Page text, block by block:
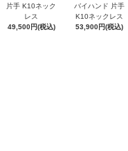
片手 K10ネック
レス
49,500円(税込)
バイハンド 片手
K10ネックレス
53,900円(税込)